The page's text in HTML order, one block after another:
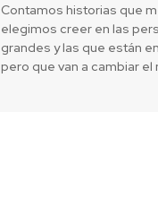
Contamos historias que
elegimos creer en las
grandes y las que están
pero que van a cambiar el